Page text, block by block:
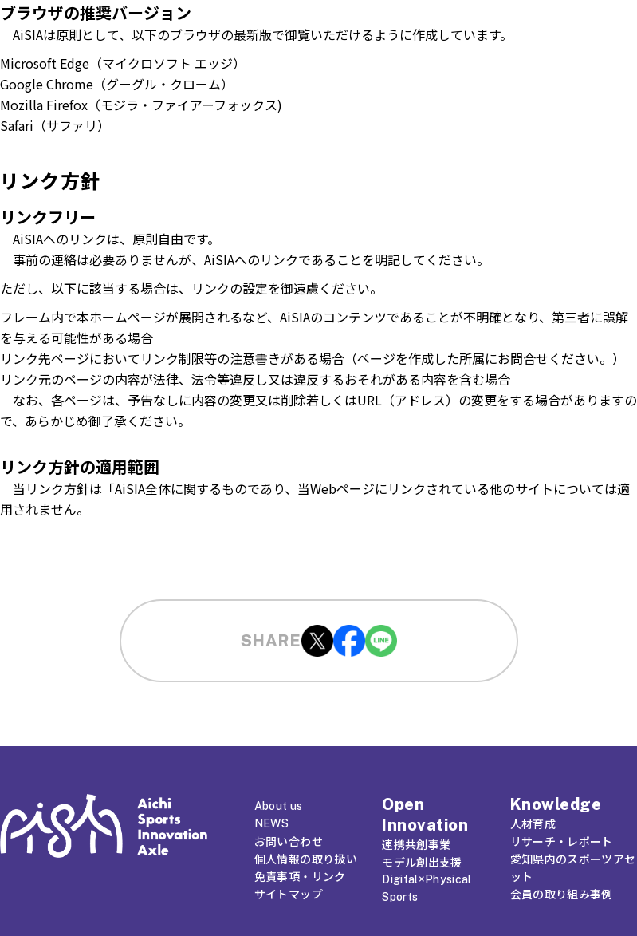
ブラウザの推奨バージョン
AiSIAは原則として、以下のブラウザの最新版で御覧いただけるように作成しています。
Microsoft Edge（マイクロソフト エッジ）
Google Chrome（グーグル・クローム）
Mozilla Firefox（モジラ・ファイアーフォックス)
Safari（サファリ）
リンク方針
リンクフリー
AiSIAへのリンクは、原則自由です。
事前の連絡は必要ありませんが、AiSIAへのリンクであることを明記してください。
ただし、以下に該当する場合は、リンクの設定を御遠慮ください。
フレーム内で本ホームページが展開されるなど、AiSIAのコンテンツであることが不明確となり、第三者に誤解
を与える可能性がある場合
リンク先ページにおいてリンク制限等の注意書きがある場合（ページを作成した所属にお問合せください。）
リンク元のページの内容が法律、法令等違反し又は違反するおそれがある内容を含む場合
なお、各ページは、予告なしに内容の変更又は削除若しくはURL（アドレス）の変更をする場合がありますの
で、あらかじめ御了承ください。
リンク方針の適用範囲
当リンク方針は「AiSIA全体に関するものであり、当Webページにリンクされている他のサイトについては適
用されません。
SHARE
About us
NEWS
お問い合わせ
個人情報の取り扱い
免責事項・リンク
サイトマップ
Open
Innovation
連携共創事業
モデル創出支援
Digital×Physical
Sports
Knowledge
人材育成
リサーチ・レポート
愛知県内のスポーツアセ
ット
会員の取り組み事例